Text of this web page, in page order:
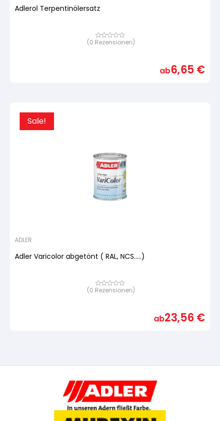
Adlerol Terpentinölersatz
Bewertet
(0 Rezensionen)
ab6,65€
Sale!
ADLER
Adler Varicolor abgetönt ( RAL, NCS.....)
Bewertet
(0 Rezensionen)
ab23,56€